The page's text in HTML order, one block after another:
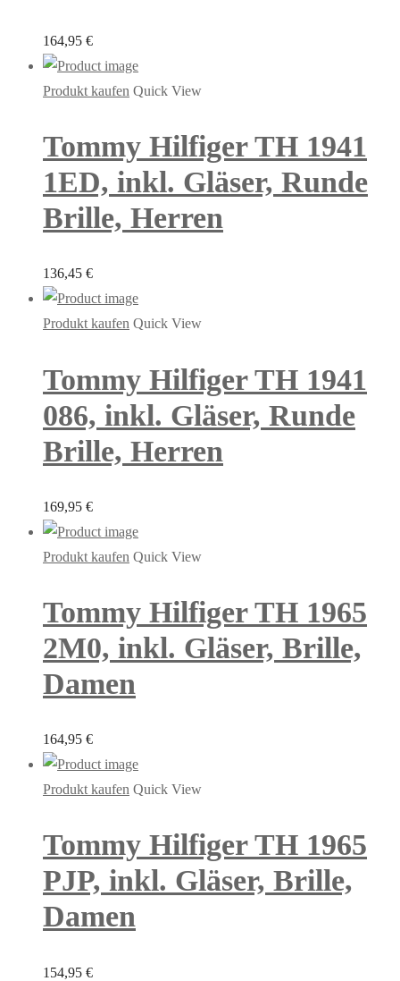
164,95 €
Produkt kaufen Quick View
Tommy Hilfiger TH 1941
1ED, inkl. Gläser, Runde
Brille, Herren
136,45 €
Produkt kaufen Quick View
Tommy Hilfiger TH 1941
086, inkl. Gläser, Runde
Brille, Herren
169,95 €
Produkt kaufen Quick View
Tommy Hilfiger TH 1965
2M0, inkl. Gläser, Brille,
Damen
164,95 €
Produkt kaufen Quick View
Tommy Hilfiger TH 1965
PJP, inkl. Gläser, Brille,
Damen
154,95 €